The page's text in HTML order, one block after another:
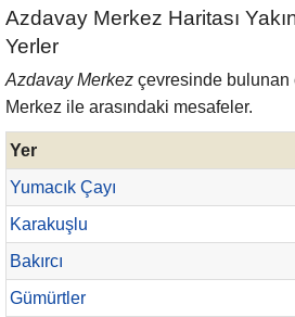
Azdavay Merkez Haritası
Yerler
Azdavay Merkez çevresinde bulunan
Merkez ile arasındaki mesafeler.
Yer
Yumacık Çayı
Karakuşlu
Bakırcı
Gümürtler